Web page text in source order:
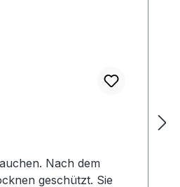
Nach dem
geschützt. Sie